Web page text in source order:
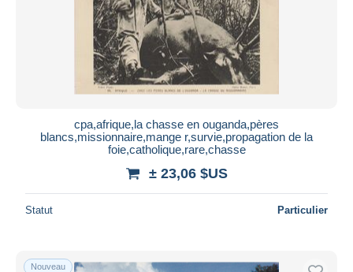
cpa,afrique,la chasse en ouganda,pères
blancs,missionnaire,mange r,survie,propagation de la
foie,catholique,rare,chasse
± 23,06 $US
Statut Particulier
Nouveau